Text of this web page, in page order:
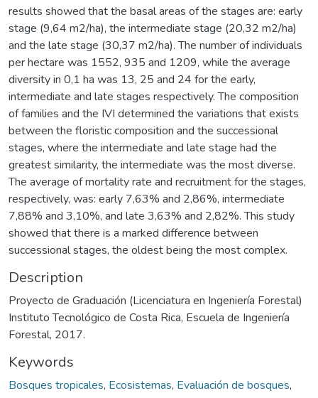
results showed that the basal areas of the stages are: early
stage (9,64 m2/ha), the intermediate stage (20,32 m2/ha)
and the late stage (30,37 m2/ha). The number of individuals
per hectare was 1552, 935 and 1209, while the average
diversity in 0,1 ha was 13, 25 and 24 for the early,
intermediate and late stages respectively. The composition
of families and the IVI determined the variations that exists
between the floristic composition and the successional
stages, where the intermediate and late stage had the
greatest similarity, the intermediate was the most diverse.
The average of mortality rate and recruitment for the stages,
respectively, was: early 7,63% and 2,86%, intermediate
7,88% and 3,10%, and late 3,63% and 2,82%. This study
showed that there is a marked difference between
successional stages, the oldest being the most complex.
Description
Proyecto de Graduación (Licenciatura en Ingeniería Forestal)
Instituto Tecnológico de Costa Rica, Escuela de Ingeniería
Forestal, 2017.
Keywords
Bosques tropicales, Ecosistemas, Evaluación de bosques,